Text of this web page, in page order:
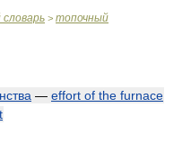
> топочный
— effort of the furnace